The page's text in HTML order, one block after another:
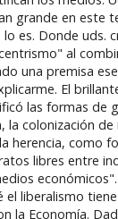
grande en este
es. Donde uds.
al
una premisa
El
las formas de
la colonización de
herencia, como
libres entre
liberalismo
la Economía.